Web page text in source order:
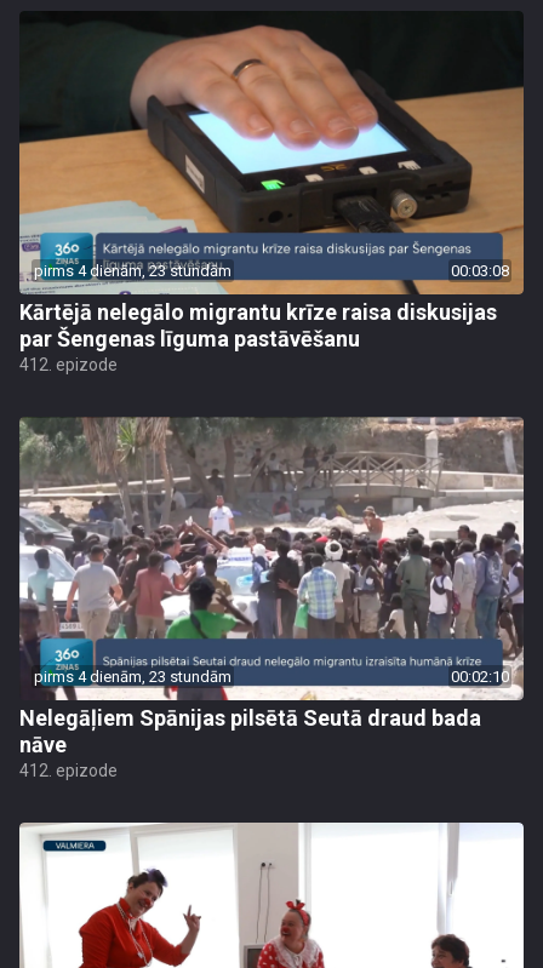
pirms 4 dienām, 23 stundām 00:03:08
Kārtējā nelegālo migrantu krīze raisa diskusijas
par Šengenas līguma pastāvēšanu
412. epizode
pirms 4 dienām, 23 stundām 00:02:10
Nelegāļiem Spānijas pilsētā Seutā draud bada
nāve
412. epizode